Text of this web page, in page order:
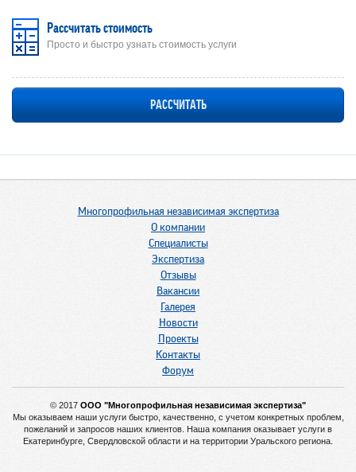
Рассчитать стоимость
Просто и быстро узнать стоимость услуги
РАССЧИТАТЬ
Многопрофильная независимая экспертиза
О компании
Специалисты
Экспертиза
Отзывы
Вакансии
Галерея
Новости
Проекты
Контакты
Форум
© 2017 ООО "Многопрофильная независимая экспертиза"
Мы оказываем наши услуги быстро, качественно, с учетом конкретных проблем,
пожеланий и запросов наших клиентов. Наша компания оказывает услуги в
Екатеринбурге, Свердловской области и на территории Уральского региона.